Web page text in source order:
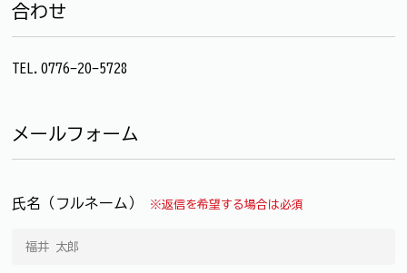
合わせ
TEL.0776-20-5728
メールフォーム
氏名（フルネーム） ※返信を希望する場合は必須